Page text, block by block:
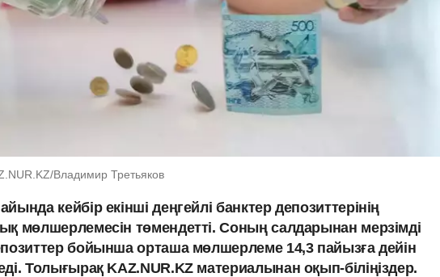
Владимир Третьяков
кейбір екінші деңгейлі банктер депозиттерінің
мөлшерлемесін төмендетті. Соның салдарынан мерзімді
бойынша орташа мөлшерлеме 14,3 пайызға дейін
Толығырақ KAZ.NUR.KZ материалынан оқып-біліңіздер.